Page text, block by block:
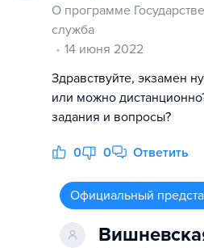
О программе
служба
14 июня 2022
Здравствуйте, экзамен
или можно
задания и вопросы?
0 0 Ответить
Официальный